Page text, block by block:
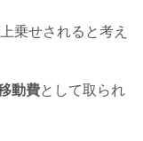
乗せされると考え
動費として取られ